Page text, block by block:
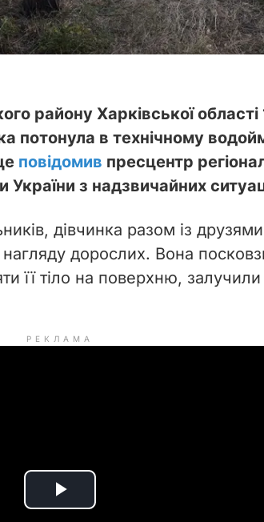
району Харківської області
потонула в технічному
повідомив пресцентр
з надзвичайних
дівчинка разом із друзями
дорослих. Вона
її тіло на поверхню, залучили
РЕКЛАМА
P